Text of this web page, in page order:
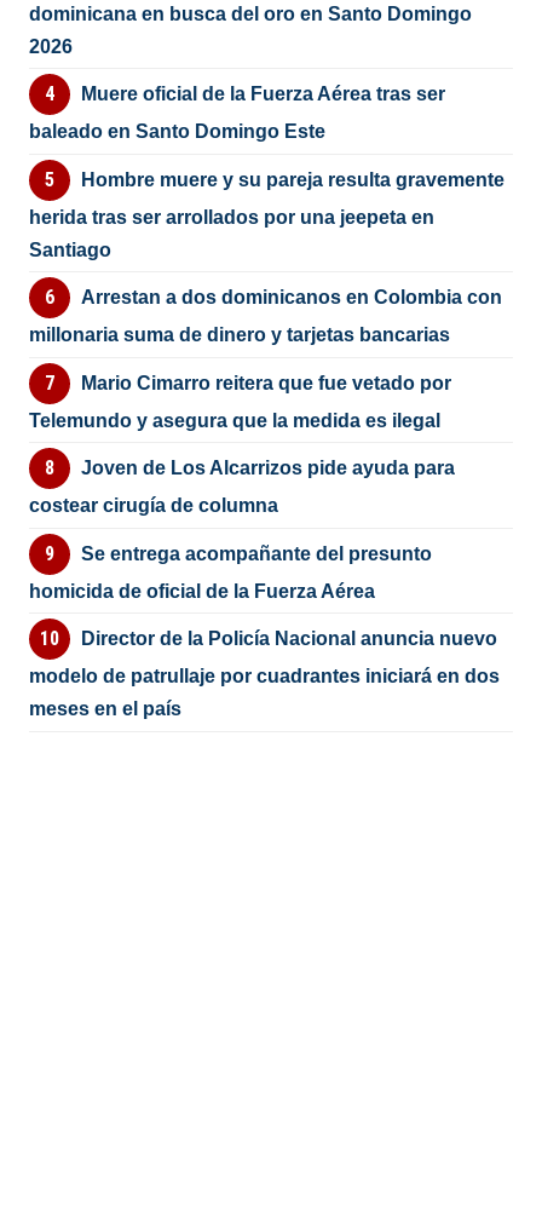
dominicana en busca del oro en Santo Domingo
2026
Muere oficial de la Fuerza Aérea tras ser
baleado en Santo Domingo Este
Hombre muere y su pareja resulta gravemente
herida tras ser arrollados por una jeepeta en
Santiago
Arrestan a dos dominicanos en Colombia con
millonaria suma de dinero y tarjetas bancarias
Mario Cimarro reitera que fue vetado por
Telemundo y asegura que la medida es ilegal
Joven de Los Alcarrizos pide ayuda para
costear cirugía de columna
Se entrega acompañante del presunto
homicida de oficial de la Fuerza Aérea
Director de la Policía Nacional anuncia nuevo
modelo de patrullaje por cuadrantes iniciará en dos
meses en el país